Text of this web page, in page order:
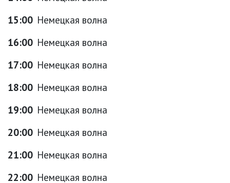
15:00 Немецкая волна
16:00 Немецкая волна
17:00 Немецкая волна
18:00 Немецкая волна
19:00 Немецкая волна
20:00 Немецкая волна
21:00 Немецкая волна
22:00 Немецкая волна